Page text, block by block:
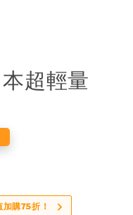
本超輕量
購75折！